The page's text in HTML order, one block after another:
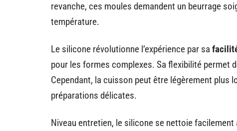
revanche, ces moules demandent un beurrage
température.
Le silicone révolutionne l’expérience par sa
pour les formes complexes. Sa flexibilité permet
Cependant, la cuisson peut être légèrement plus
préparations délicates.
Niveau entretien, le silicone se nettoie